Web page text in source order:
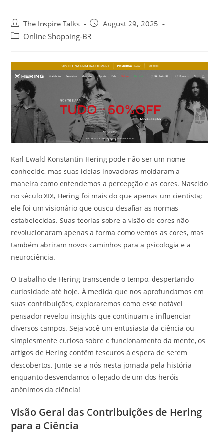
The Inspire Talks
August 29, 2025
Online Shopping-BR
Karl Ewald Konstantin Hering pode não ser um nome
conhecido, mas suas ideias inovadoras moldaram a
maneira como entendemos a percepção e as cores. Nascido
no século XIX, Hering foi mais do que apenas um cientista;
ele foi um visionário que ousou desafiar as normas
estabelecidas. Suas teorias sobre a visão de cores não
revolucionaram apenas a forma como vemos as cores, mas
também abriram novos caminhos para a psicologia e a
neurociência.
O trabalho de Hering transcende o tempo, despertando
curiosidade até hoje. À medida que nos aprofundamos em
suas contribuições, exploraremos como esse notável
pensador revelou insights que continuam a influenciar
diversos campos. Seja você um entusiasta da ciência ou
simplesmente curioso sobre o funcionamento da mente, os
artigos de Hering contêm tesouros à espera de serem
descobertos. Junte-se a nós nesta jornada pela história
enquanto desvendamos o legado de um dos heróis
anônimos da ciência!
Visão Geral das Contribuições de Hering
para a Ciência